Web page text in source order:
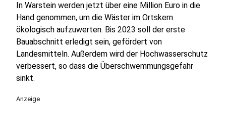
In Warstein werden jetzt über eine Million Euro in die
Hand genommen, um die Wäster im Ortskern
ökologisch aufzuwerten. Bis 2023 soll der erste
Bauabschnitt erledigt sein, gefördert von
Landesmitteln. Außerdem wird der Hochwasserschutz
verbessert, so dass die Überschwemmungsgefahr
sinkt.
Anzeige